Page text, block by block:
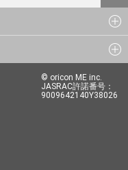
© oricon ME inc.
JASRAC許諾番号：
9009642140Y38026